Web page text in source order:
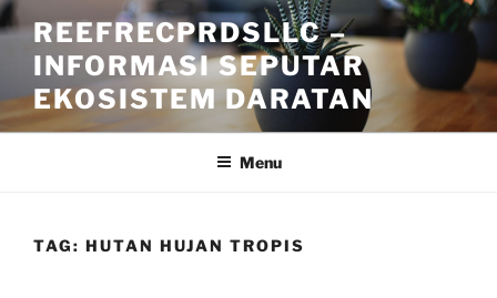
Skip
to
content
REEFRECPRDSLLC –
INFORMASI SEPUTAR
EKOSISTEM DARATAN
Menu
TAG: HUTAN HUJAN TROPIS